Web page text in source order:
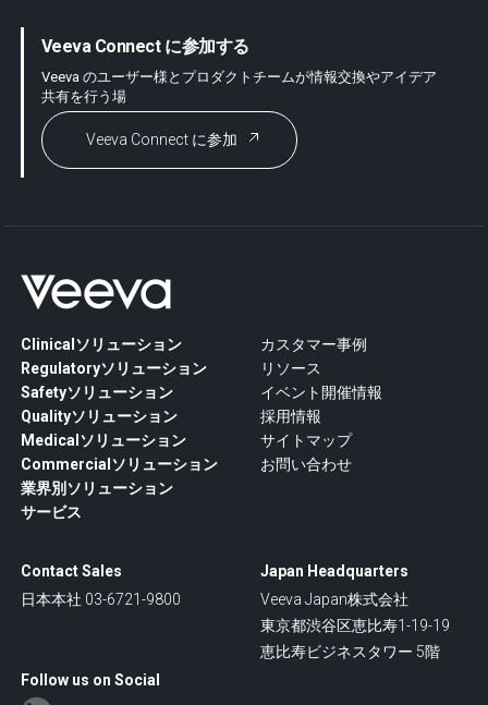
Veeva Connect に参加する
Veeva のユーザー様とプロダクトチームが情報交換やアイデア
共有を行う場
Veeva Connect に参加
Clinicalソリューション
Regulatoryソリューション
Safetyソリューション
Qualityソリューション
Medicalソリューション
Commercialソリューション
業界別ソリューション
サービス
カスタマー事例
リソース
イベント開催情報
採用情報
サイトマップ
お問い合わせ
Contact Sales
日本本社 03-6721-9800
Japan Headquarters
Veeva Japan株式会社
東京都渋谷区恵比寿1-19-19
恵比寿ビジネスタワー 5階
Follow us on Social